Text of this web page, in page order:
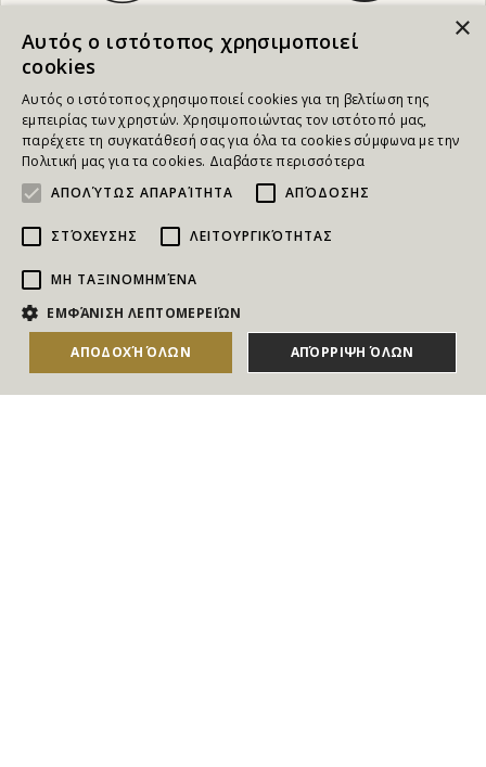
ΑΓΟΡΑΣΕ ΤΟ
NEWSLETTER
Για να ενημερώνεστε άμεσα για τους Διαγωνισμούς, τα
Δώρα, τις Νέες Προσφορές & τις Νέες Δωροεπιταγές
×
Αυτός ο ιστότοπος χρησιμοποιεί
cookies
Αυτός ο ιστότοπος χρησιμοποιεί cookies για τη βελτίωση της
εμπειρίας των χρηστών. Χρησιμοποιώντας τον ιστότοπό μας,
παρέχετε τη συγκατάθεσή σας για όλα τα cookies σύμφωνα με την
Πολιτική μας για τα cookies. Διαβάστε περισσότερα
ΑΠΟΛΎΤΩΣ ΑΠΑΡΑΊΤΗΤΑ
ΑΠΌΔΟΣΗΣ
ΣΤΌΧΕΥΣΗΣ ΛΕΙΤΟΥΡΓΙΚΌΤΗΤΑΣ
ΜΗ ΤΑΞΙΝΟΜΗΜΈΝΑ
ΕΜΦΆΝΙΣΗ ΛΕΠΤΟΜΕΡΕΙΏΝ
ΑΠΟΔΟΧΉ ΌΛΩΝ ΑΠΌΡΡΙΨΗ ΌΛΩΝ